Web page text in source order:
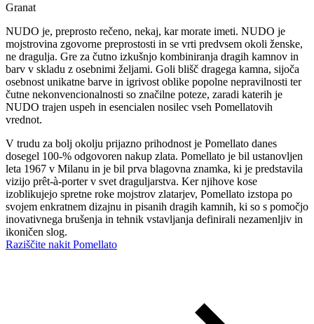
Granat
NUDO je, preprosto rečeno, nekaj, kar morate imeti. NUDO je
mojstrovina zgovorne preprostosti in se vrti predvsem okoli ženske,
ne dragulja. Gre za čutno izkušnjo kombiniranja dragih kamnov in
barv v skladu z osebnimi željami. Goli blišč dragega kamna, sijoča
osebnost unikatne barve in igrivost oblike popolne nepravilnosti ter
čutne nekonvencionalnosti so značilne poteze, zaradi katerih je
NUDO trajen uspeh in esencialen nosilec vseh Pomellatovih
vrednot.
V trudu za bolj okolju prijazno prihodnost je Pomellato danes
dosegel 100-% odgovoren nakup zlata. Pomellato je bil ustanovljen
leta 1967 v Milanu in je bil prva blagovna znamka, ki je predstavila
vizijo prêt-à-porter v svet draguljarstva. Ker njihove kose
izoblikujejo spretne roke mojstrov zlatarjev, Pomellato izstopa po
svojem enkratnem dizajnu in pisanih dragih kamnih, ki so s pomočjo
inovativnega brušenja in tehnik vstavljanja definirali nezamenljiv in
ikoničen slog.
Raziščite nakit Pomellato